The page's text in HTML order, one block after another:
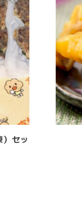
セッ